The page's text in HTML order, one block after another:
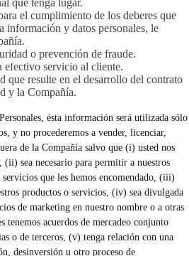
el cumplimiento de los deberes que
información y datos personales, le
o prevención de fraude.
efectivo servicio al cliente.
que resulte en el desarrollo del contrato
y la Compañía.
ésta información será utilizada sólo
y no procederemos a vender, licenciar,
de la Compañía salvo que (i) usted nos
(ii) sea necesario para permitir a nuestros
que les hemos encomendado, (iii)
productos o servicios, (iv) sea divulgada
de marketing en nuestro nombre o a otras
tenemos acuerdos de mercadeo conjunto
o de terceros, (v) tenga relación con una
desinversión u otro proceso de